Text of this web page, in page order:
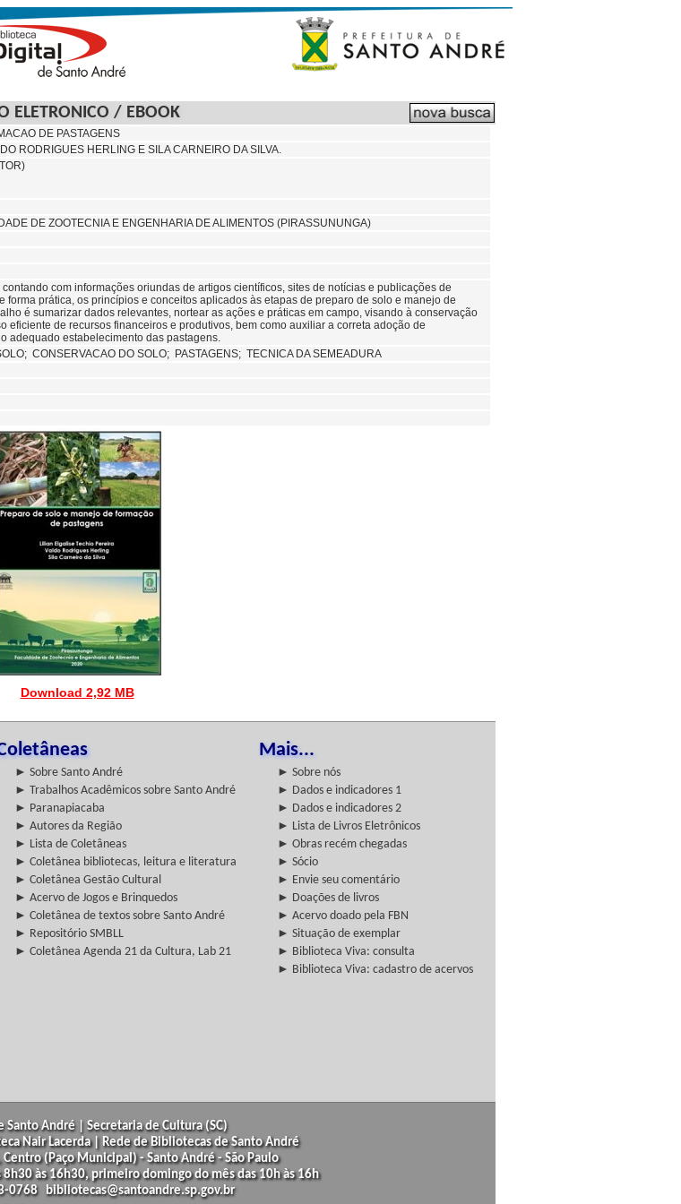
ELETRONICO / EBOOK
DE PASTAGENS
RODRIGUES HERLING E SILA CARNEIRO DA SILVA.
DE ZOOTECNIA E ENGENHARIA DE ALIMENTOS (PIRASSUNUNGA)
com informações oriundas de artigos científicos, sites de notícias e publicações de
forma prática, os princípios e conceitos aplicados às etapas de preparo de solo e manejo de
é sumarizar dados relevantes, nortear as ações e práticas em campo, visando à conservação
eficiente de recursos financeiros e produtivos, bem como auxiliar a correta adoção de
adequado estabelecimento das pastagens.
CONSERVACAO DO SOLO; PASTAGENS; TECNICA DA SEMEADURA
Download 2,92 MB
Mais...
► Sobre Santo André
► Sobre nós
► Trabalhos Acadêmicos sobre Santo André
► Dados e indicadores 1
► Paranapiacaba
► Dados e indicadores 2
► Autores da Região
► Lista de Livros Eletrônicos
► Lista de Coletâneas
► Obras recém chegadas
► Coletânea bibliotecas, leitura e literatura
► Sócio
► Coletânea Gestão Cultural
► Envie seu comentário
► Acervo de Jogos e Brinquedos
► Doações de livros
► Coletânea de textos sobre Santo André
► Acervo doado pela FBN
► Repositório SMBLL
► Situação de exemplar
► Coletânea Agenda 21 da Cultura, Lab 21
► Biblioteca Viva: consulta
► Biblioteca Viva: cadastro de acervos
Santo André | Secretaria de Cultura (SC)
Nair Lacerda | Rede de Bibliotecas de Santo André
(Paço Municipal) - Santo André - São Paulo
8h30 às 16h30, primeiro domingo do mês das 10h às 16h
0768 bibliotecas@santoandre.sp.gov.br